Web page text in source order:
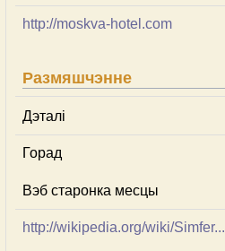
http://moskva-hotel.com
Размяшчэнне
Дэталі
Горад
Вэб старонка месцы
http://wikipedia.org/wiki/Simfer...